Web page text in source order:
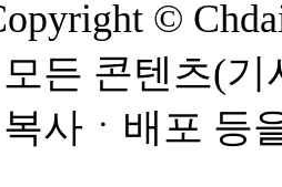
©
든 콘텐츠(
사ㆍ배포 등